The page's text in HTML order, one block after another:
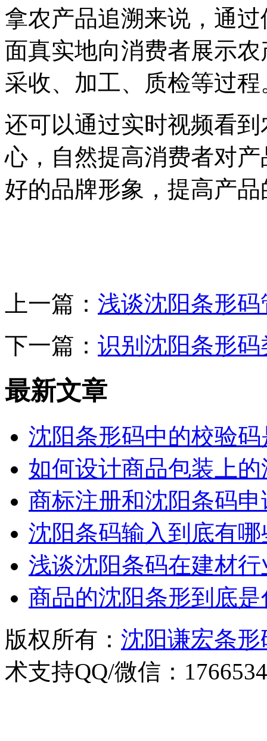
拿农产品追溯来说，通
面真实地向消费者展示
采收、加工、质检等过程
还可以通过实时视频看
心，自然提高消费者对
好的品牌形象，提高产
上一篇： 浅谈沈阳条形
下一篇： 识别沈阳条形
最新文章
沈阳条形码中的校验
如何设计商品包装上
商标注册和沈阳条码
沈阳条码输入到底有
浅谈沈阳条码在建材
商品的沈阳条形到底
版权所有： 沈阳谦宏条
术支持QQ/微信：